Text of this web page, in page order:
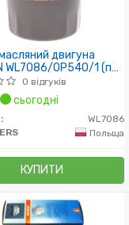
двигуна
WL7086/OP540/1 (пр-
0 відгуків
сьогодні
WL7086
Польща
КУПИТИ